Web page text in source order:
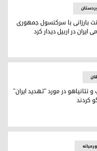
در اربیل
بارزانی با سرکنسول جمهوری
ایران در اربیل دیدار کرد
و نتانیاهو در مورد "تهدید ایران"
کردند